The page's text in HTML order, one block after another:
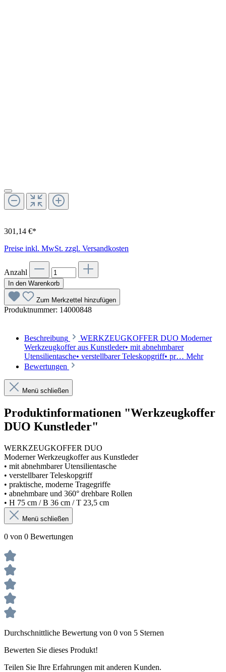
301,14 €*
Preise inkl. MwSt. zzgl. Versandkosten
Anzahl
In den Warenkorb
Zum Merkzettel hinzufügen
Produktnummer: 14000848
Beschreibung
WERKZEUGKOFFER DUO Moderner
Werkzeugkoffer aus Kunstleder• mit abnehmbarer
Utensilientasche• verstellbarer Teleskopgriff• pr… Mehr
Bewertungen
Menü schließen
Produktinformationen "Werkzeugkoffer
DUO Kunstleder"
WERKZEUGKOFFER DUO
Moderner Werkzeugkoffer aus Kunstleder
• mit abnehmbarer Utensilientasche
• verstellbarer Teleskopgriff
• praktische, moderne Tragegriffe
• abnehmbare und 360° drehbare Rollen
• H 75 cm / B 36 cm / T 23,5 cm
Menü schließen
0 von 0 Bewertungen
Durchschnittliche Bewertung von 0 von 5 Sternen
Bewerten Sie dieses Produkt!
Teilen Sie Ihre Erfahrungen mit anderen Kunden.